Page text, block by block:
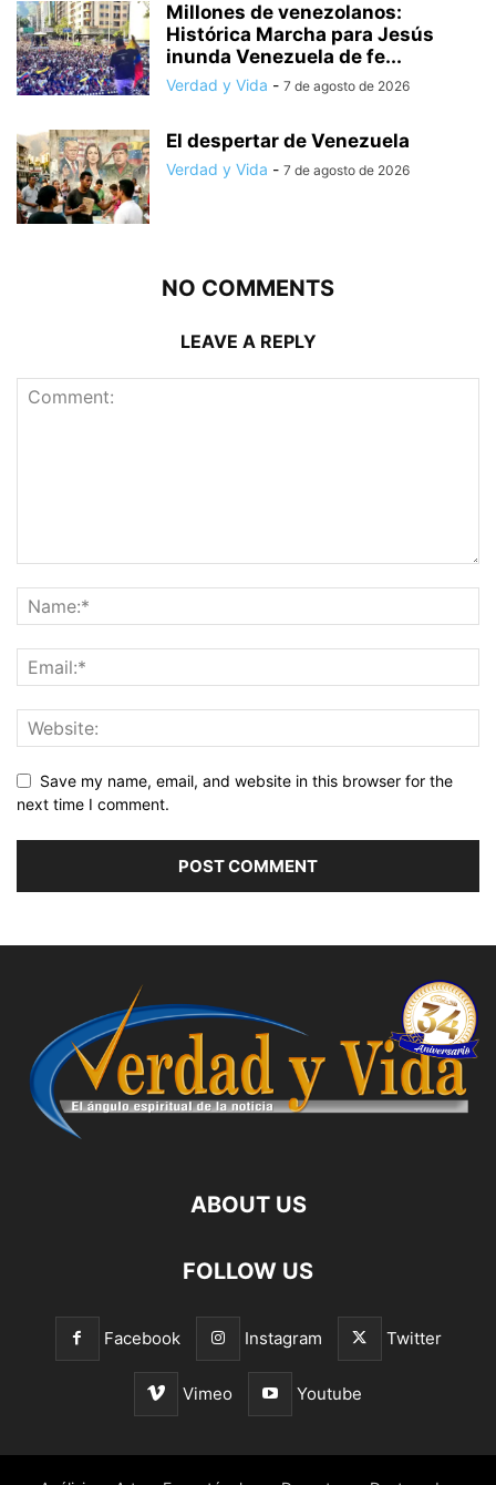
Millones de venezolanos:
Histórica Marcha para Jesús
inunda Venezuela de fe...
Verdad y Vida - 7 de agosto de 2026
El despertar de Venezuela
Verdad y Vida - 7 de agosto de 2026
NO COMMENTS
LEAVE A REPLY
Save my name, email, and website in this browser for the
next time I comment.
ABOUT US
FOLLOW US
Facebook Instagram Twitter
Vimeo Youtube